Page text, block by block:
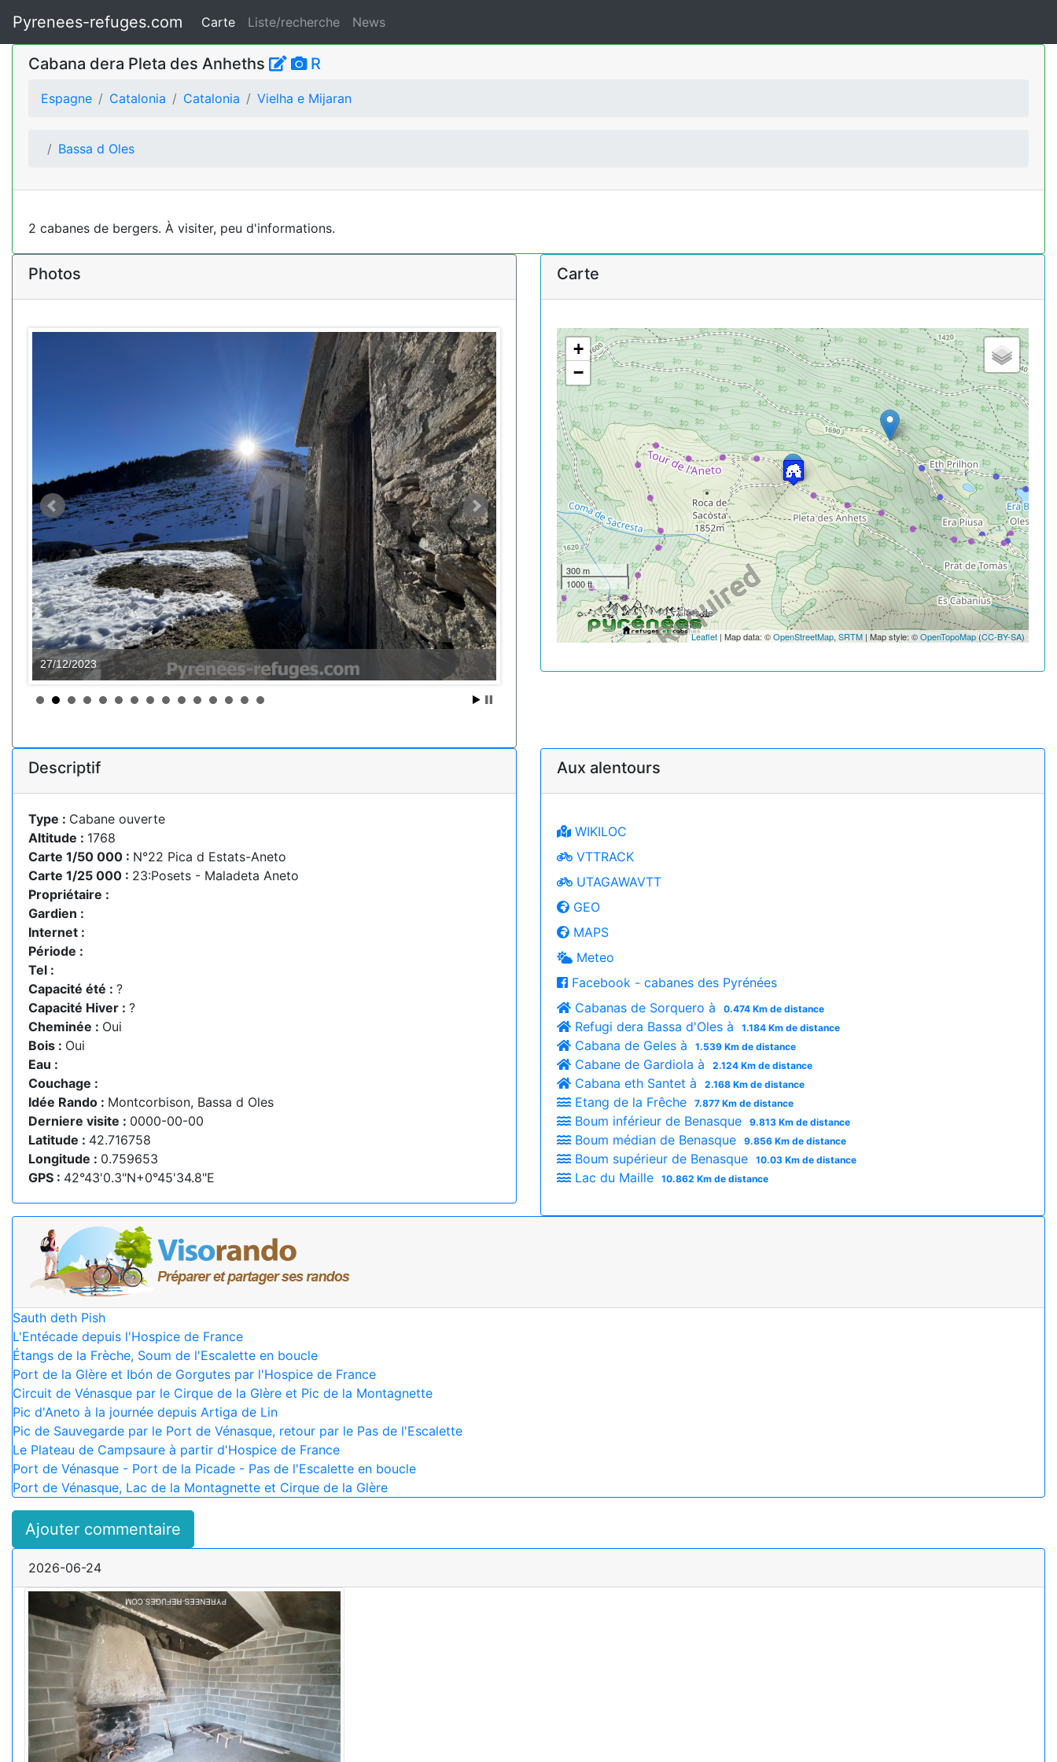
Pyrenees-refuges.com Carte Liste/recherche News
Cabana dera Pleta des Anheths R
Espagne Catalonia Catalonia Vielha e Mijaran
Bassa d Oles
2 cabanes de bergers. À visiter, peu d'informations.
Photos
27/12/2023
Carte
+
−
300 m
1000 ft
Leaflet | Map data: ©OpenStreetMap, SRTM | Map style: ©OpenTopoMap(CC-BY-SA)
Descriptif
Type : Cabane ouverte
Altitude : 1768
Carte 1/50 000 : N°22 Pica d Estats-Aneto
Carte 1/25 000 : 23:Posets - Maladeta Aneto
Propriétaire :
Gardien :
Internet :
Période :
Tel :
Capacité été : ?
Capacité Hiver : ?
Cheminée : Oui
Bois : Oui
Eau :
Couchage :
Idée Rando : Montcorbison, Bassa d Oles
Derniere visite : 0000-00-00
Latitude : 42.716758
Longitude : 0.759653
GPS : 42°43'0.3"N+0°45'34.8"E
Aux alentours
WIKILOC
VTTRACK
UTAGAWAVTT
GEO
MAPS
Meteo
Facebook - cabanes des Pyrénées
Cabanas de Sorquero à
0.474 Km de distance
Refugi dera Bassa d'Oles à 1.184 Km de distance
Cabana de Geles à 1.539 Km de distance
Cabane de Gardiola à 2.124 Km de distance
Cabana eth Santet à 2.168 Km de distance
Etang de la Frêche 7.877 Km de distance
Boum inférieur de Benasque 9.813 Km de distance
Boum médian de Benasque 9.856 Km de distance
Boum supérieur de Benasque 10.03 Km de distance
Lac du Maille 10.862 Km de distance
Sauth deth Pish
L'Entécade depuis l'Hospice de France
Étangs de la Frèche, Soum de l'Escalette en boucle
Port de la Glère et Ibón de Gorgutes par l'Hospice de France
Circuit de Vénasque par le Cirque de la Glère et Pic de la Montagnette
Pic d'Aneto à la journée depuis Artiga de Lin
Pic de Sauvegarde par le Port de Vénasque, retour par le Pas de l'Escalette
Le Plateau de Campsaure à partir d'Hospice de France
Port de Vénasque - Port de la Picade - Pas de l'Escalette en boucle
Port de Vénasque, Lac de la Montagnette et Cirque de la Glère
Ajouter commentaire
2026-06-24